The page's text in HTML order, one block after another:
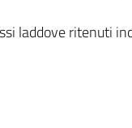
laddove ritenuti